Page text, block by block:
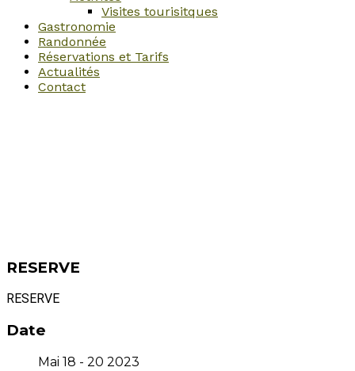
Visites tourisitques
Gastronomie
Randonnée
Réservations et Tarifs
Actualités
Contact
RESERVE
RESERVE
Date
Mai 18 - 20 2023